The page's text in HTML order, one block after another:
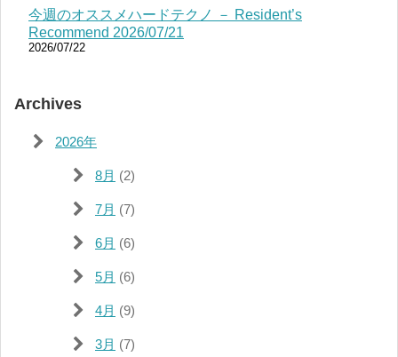
今週のオススメハードテクノ － Resident’s
Recommend 2026/07/21
2026/07/22
Archives
2026年
8月 (2)
7月 (7)
6月 (6)
5月 (6)
4月 (9)
3月 (7)